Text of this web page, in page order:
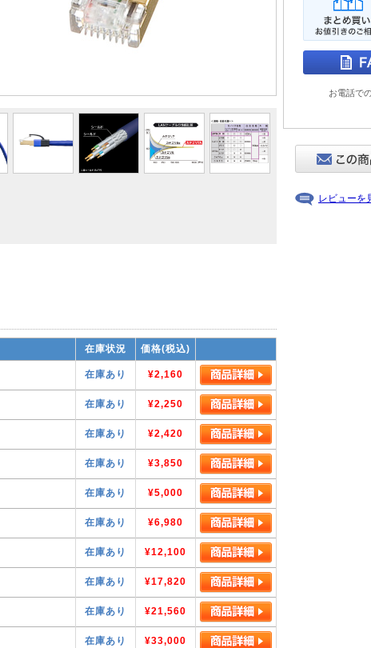
在庫状況 価格(税込)
在庫あり ¥2,160
在庫あり ¥2,250
在庫あり ¥2,420
在庫あり ¥3,850
在庫あり ¥5,000
在庫あり ¥6,980
在庫あり ¥12,100
在庫あり ¥17,820
在庫あり ¥21,560
在庫あり ¥33,000
お電話で
レビューを